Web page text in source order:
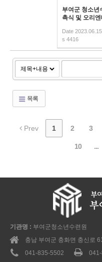
부여군 청소년
촉식 및 오리
Date 2023.06.15
s 4416
목록
Prev 1 2 3
10 ...
기관명 : 부여군청소년수련원
충남 부여군 충화면 충신로
041-835-5502